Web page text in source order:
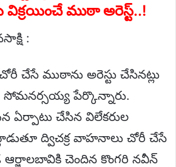
ముఠా అరెస్ట్..!
:
చేసే ముఠాను అరెస్టు చేసినట్లు
పేర్కొన్నారు.
చేసిన విలేకరుల
ద్విచక్ర వాహనాలు చోరీ చేసే
చెందిన కొంగరి నవీన్